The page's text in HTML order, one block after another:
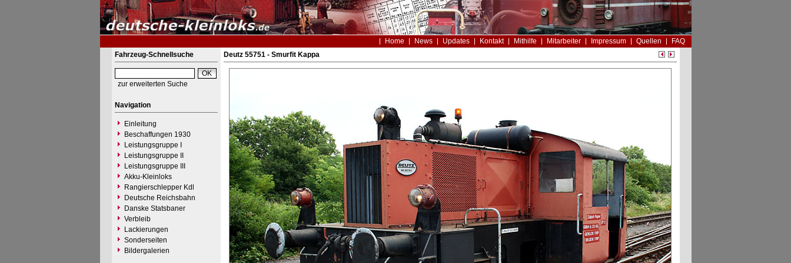
Home News Updates Kontakt Mithilfe Mitarbeiter Impressum Quellen
FAQ
Fahrzeug-Schnellsuche
zur erweiterten Suche
Navigation
Einleitung
Beschaffungen 1930
Leistungsgruppe I
Leistungsgruppe II
Leistungsgruppe III
Akku-Kleinloks
Rangierschlepper Kdl
Deutsche Reichsbahn
Danske Statsbaner
Verbleib
Lackierungen
Sonderseiten
Bildergalerien
Deutz 55751 - Smurfit Kappa